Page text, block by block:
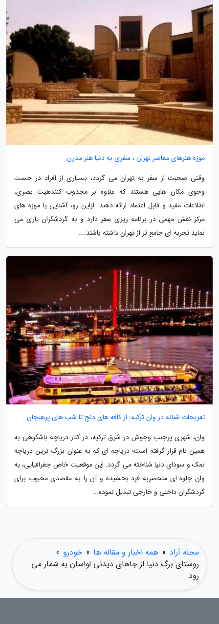
موزه هنرهای معاصر تهران ، سفری به دنیا هنر مدرن
وقتی صحبت از سفر به تهران می گردد، بسیاری از افراد در جست
وجوی مکان هایی هستند که علاوه بر مجذوب کنندهیت بصری،
اطلاعات مفید و قابل اعتماد ارائه دهند. ازاین رو، آشنایی با موزه های
مرکز نقش مهمی در برنامه ریزی سفر دارد و به گردشگران یاری می
نماید تجربه ای جامع تر از تهران داشته باشند....
تفریحات شبانه در وان ترکیه: از کافه های دنج تا شب های پرهیجان
وان، شهری پرجنب وجوش در شرق ترکیه، در کنار دریاچه باشکوهی به
همین نام قرار گرفته است؛ دریاچه ای که به عنوان بزرگ ترین دریاچه
نمک و سودای دنیا شناخته می گردد. این موقعیت خاص جغرافیایی، به
وان جلوه ای منحصربه فرد بخشیده و آن را به مقصدی محبوب برای
گردشگران داخلی و خارجی تبدیل نموده...
مجله آراد » همه اخبار و مقاله ها » خودرو »
روستای برگ دنیا از جاهای دیدنی لواسان به شمار می
رود